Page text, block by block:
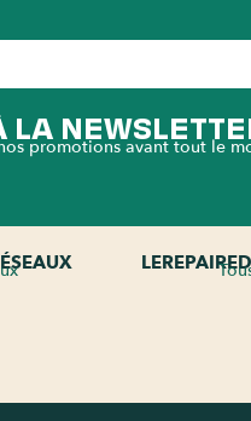
promotions avant tout le